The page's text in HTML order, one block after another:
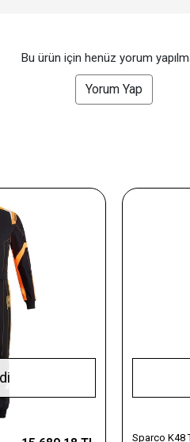
Bu ürün için henüz yorum
Yorum Yap
Sparco K48